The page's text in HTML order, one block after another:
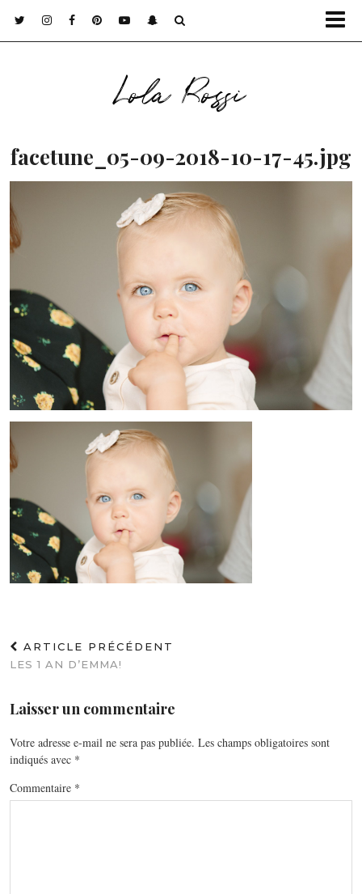
Lola Rossi
facetune_05-09-2018-10-17-45.jpg
ARTICLE PRÉCÉDENT
LES 1 AN D’EMMA!
Laisser un commentaire
Votre adresse e-mail ne sera pas publiée. Les champs obligatoires sont
indiqués avec *
Commentaire *